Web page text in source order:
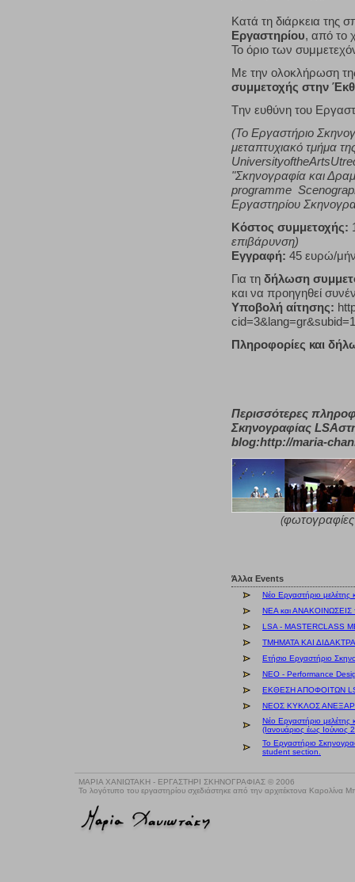
Κατά τη διάρκεια της
Εργαστηρίου, από το
Το όριο των
Με την ολοκλήρωση
συμμετοχής στην
Tην ευθύνη του
(Το Εργαστήριο
μεταπτυχιακό τμήμα
"Σκηνογραφία και
programme
Εργαστηρίου
Κόστος συμμετοχής:
επιβάρυνση)
Εγγραφή: 45 ευρώ/
Για τη δήλωση
και να προηγηθεί
Υποβολή αίτησης:
Πληροφορίες και
Περισσότερες
Σκηνογραφίας
blog:http://maria-
(
Άλλα Events
Νέο Εργαστήριο
ΝΕΑ και
LSA -
ΤΜΗΜΑΤΑ ΚΑΙ
Ετήσιο Εργαστήριο
NEO - Performance
ΕΚΘΕΣΗ ΑΠΟΦΟΙΤΩΝ
ΝΕΟΣ ΚΥΚΛΟΣ
Νέο Εργαστήριο
(Ιανουάριος έως Ιούνιος
Το Εργαστήριο
student section.
ΜΑΡΙΑ ΧΑΝΙΩΤΑΚΗ - ΕΡΓΑΣΤΗΡΙ ΣΚΗΝΟΓΡΑΦΙΑΣ © 2006
Το λογότυπο του εργαστηρίου σχεδιάστηκε από την αρχιτέκτονα Καρολίνα